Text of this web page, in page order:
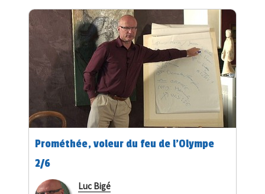
Prométhée, voleur du feu de l’Olympe
2/6
Luc Bigé